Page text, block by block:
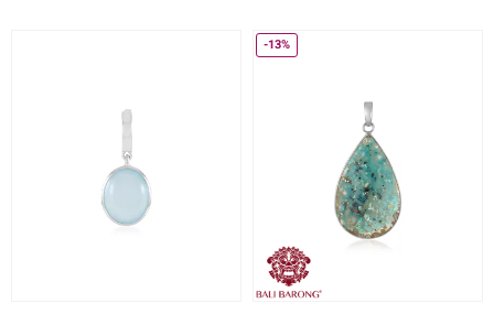
-13%